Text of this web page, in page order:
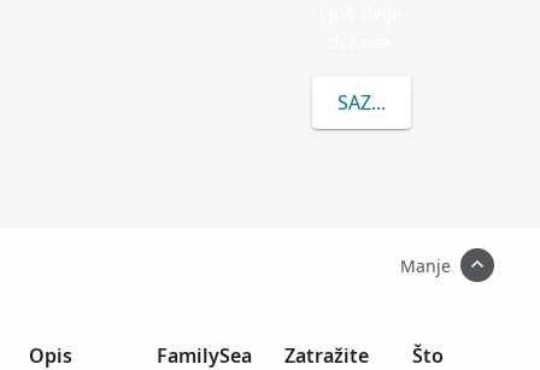
SAZNAJTE VIŠE O
Manje
Opis
FamilySea
Zatražite
Što